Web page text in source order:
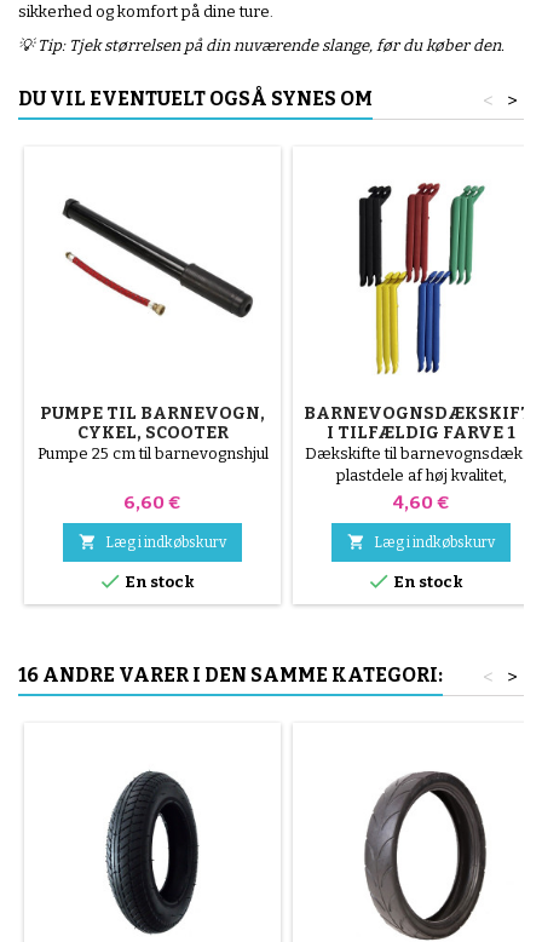
sikkerhed og komfort på dine ture.
💡 Tip: Tjek størrelsen på din nuværende slange, før du køber den.
DU VIL EVENTUELT OGSÅ SYNES OM >
<
PUMPE TIL BARNEVOGN,
CYKEL, SCOOTER
Pumpe 25 cm til barnevognshjul
Pris
6,60 €
 Læg i indkøbskurv
 En stock
I TILFÆLDIG FARVE 1
PAKKE MED 3 STK
Dækskifte til barnevognsdæk. 3
plastdele af høj kvalitet,
tilfældige farver, sort, rød, grøn,
grå ) Dækket monteres i
hånden, uden værktøj, for at
undgå at punktere slangen.
Pris
4,60 €
 Læg i indkøbskurv
 En stock
16 ANDRE VARER I DEN SAMME KATEGORI: >
<